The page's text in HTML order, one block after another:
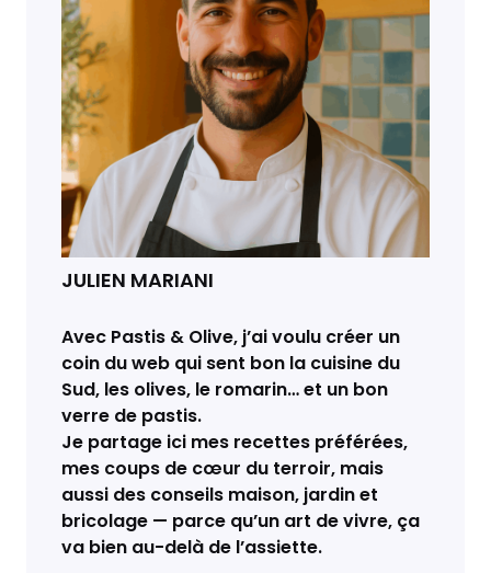
JULIEN MARIANI
Avec Pastis & Olive, j’ai voulu créer un
coin du web qui sent bon la cuisine du
Sud, les olives, le romarin… et un bon
verre de pastis.
Je partage ici mes recettes préférées,
mes coups de cœur du terroir, mais
aussi des conseils maison, jardin et
bricolage — parce qu’un art de vivre, ça
va bien au-delà de l’assiette.